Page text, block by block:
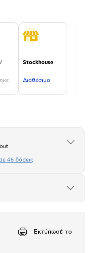
Stockhouse
Διαθέσιμο
Άνοιξε
Μήνα
46 δόσεις
Άνοιξε
Εκτύπωσέ το